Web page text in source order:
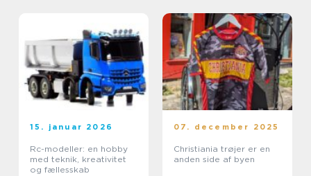
15. januar 2026
Rc-modeller: en hobby
med teknik, kreativitet
og fællesskab
07. december 2025
Christiania trøjer er en
anden side af byen